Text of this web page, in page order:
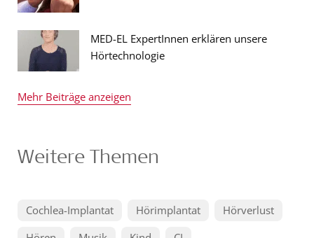
MED-EL ExpertInnen erklären unsere
Hörtechnologie
Mehr Beiträge anzeigen
Weitere Themen
Cochlea-Implantat Hörimplantat
Hörverlust